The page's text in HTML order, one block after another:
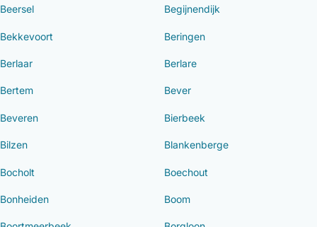
Beersel Begijnendijk
Bekkevoort Beringen
Berlaar Berlare
Bertem Bever
Beveren Bierbeek
Bilzen Blankenberge
Bocholt Boechout
Bonheiden Boom